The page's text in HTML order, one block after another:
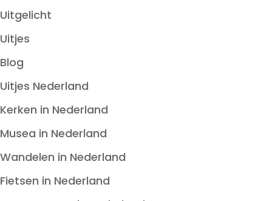
Uitgelicht
Uitjes
Blog
Uitjes Nederland
Kerken in Nederland
Musea in Nederland
Wandelen in Nederland
Fietsen in Nederland